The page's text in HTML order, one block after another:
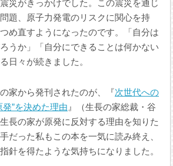
災がきっかけでした。この震災を通じ
題、原子力発電のリスクに関心を持
め直すようになったのです。「自分は
うか」「自分にできることは何かない
日々が続きました。
家から発刊されたのが、『次世代への
”を決めた理由 』（生長の家総裁・谷
長の家が原発に反対する理由を知りた
だった私もこの本を一気に読み終え、
針を得たような気持ちになりました。